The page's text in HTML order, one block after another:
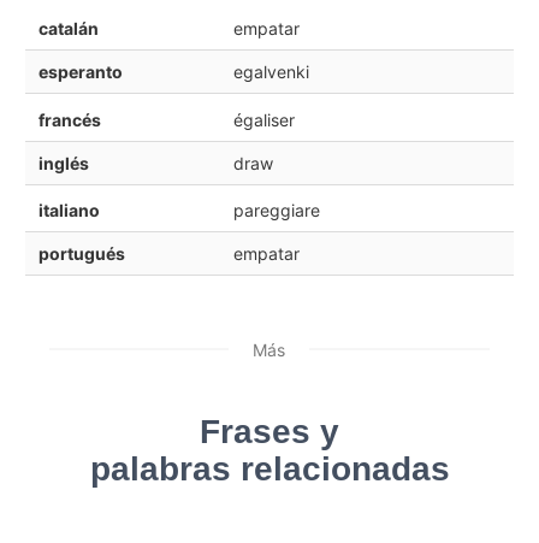
catalán empatar
esperanto egalvenki
francés égaliser
inglés draw
italiano pareggiare
portugués empatar
Más
Frases y
palabras relacionadas